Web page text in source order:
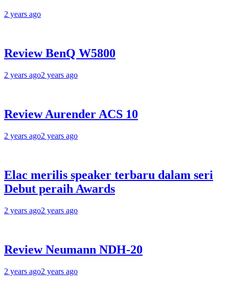
2 years ago
Review BenQ W5800
2 years ago2 years ago
Review Aurender ACS 10
2 years ago2 years ago
Elac merilis speaker terbaru dalam seri
Debut peraih Awards
2 years ago2 years ago
Review Neumann NDH-20
2 years ago2 years ago